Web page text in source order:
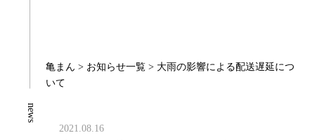
亀まん > お知らせ一覧> 大雨の影響による配送遅延につ
いて
news
2021.08.16